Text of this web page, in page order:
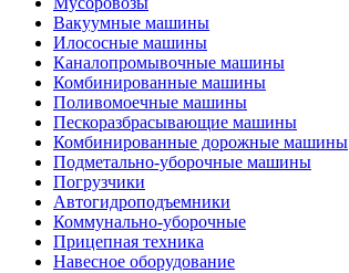
Вакуумные машины
Илососные машины
Каналопромывочные машины
Комбинированные машины
Поливомоечные машины
Пескоразбрасывающие машины
Комбинированные дорожные машины
Подметально-уборочные машины
Погрузчики
Автогидроподъемники
Коммунально-уборочные
Прицепная техника
Навесное оборудование